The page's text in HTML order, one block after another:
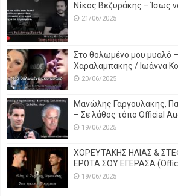
Νίκος Βεζυράκης – Ίσως
21/06/2025
Στο θολωμένο μου μυαλό
Χαραλαμπάκης / Ιωάννα
20/06/2025
Μανώλης Γαργουλάκης,
– Σε λάθος τόπο Official
19/06/2025
ΧΟΡΕΥΤΑΚΗΣ ΗΛΙΑΣ &
ΕΡΩΤΑ ΣΟΥ ΕΓΕΡΑΣΑ
19/06/2025